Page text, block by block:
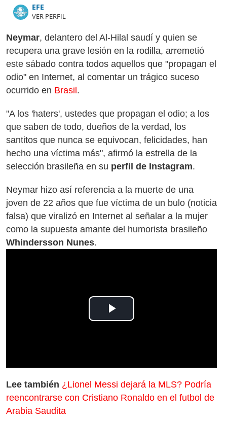
​​​​​​​EFE
VER PERFIL
Neymar, delantero del Al-Hilal saudí y quien se
recupera una grave lesión en la rodilla, arremetió
este sábado contra todos aquellos que "propagan el
odio" en Internet, al comentar un trágico suceso
ocurrido en Brasil .
"A los 'haters', ustedes que propagan el odio; a los
que saben de todo, dueños de la verdad, los
santitos que nunca se equivocan, felicidades, han
hecho una víctima más", afirmó la estrella de la
selección brasileña en su perfil de Instagram.
Neymar hizo así referencia a la muerte de una
joven de 22 años que fue víctima de un bulo (noticia
falsa) que viralizó en Internet al señalar a la mujer
como la supuesta amante del humorista brasileño
Whindersson Nunes.
Play
Lee también ¿Lionel Messi dejará la MLS? Podría
reencontrarse con Cristiano Ronaldo en el futbol de
Arabia Saudita